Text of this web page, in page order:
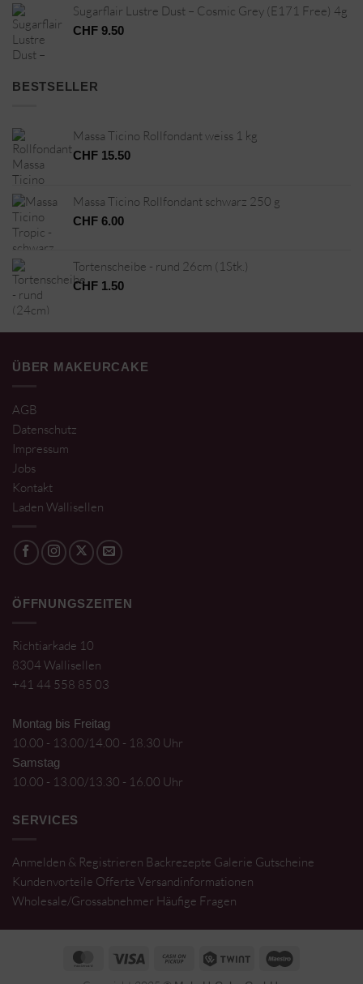
Sugarflair Lustre Dust – Cosmic Grey (E171 Free) 4g
CHF 9.50
BESTSELLER
Massa Ticino Rollfondant weiss 1 kg
CHF 15.50
Massa Ticino Rollfondant schwarz 250 g
CHF 6.00
Tortenscheibe - rund 26cm (1Stk.)
CHF 1.50
ÜBER MAKEURCAKE
AGB
Datenschutz
Impressum
Jobs
Kontakt
Laden Wallisellen
ÖFFNUNGSZEITEN
Richtiarkade 10
8304 Wallisellen
+41 44 558 85 03
Montag bis Freitag
10.00 - 13.00/14.00 - 18.30 Uhr
Samstag
10.00 - 13.00/13.30 - 16.00 Uhr
SERVICES
Anmelden & Registrieren Backrezepte Galerie Gutscheine
Kundenvorteile Offerte Versandinformationen
Wholesale/Grossabnehmer Häufige Fragen
MasterCardVisa
Cash
Twint